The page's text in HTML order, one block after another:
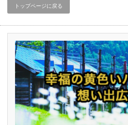
トップページに戻る